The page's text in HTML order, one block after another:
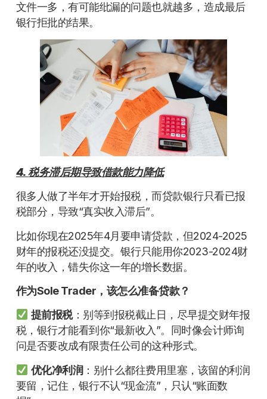
文件一多，有可能纰漏的问题也就越多，造成最后
银行拒批的结果。
4.税务滞后期导致借款能力降低
很多人做了半年才开始报税，而贷款银行只看已报
税部分，导致“真实收入滞后”。
比如你现在2025年4月要申请贷款，但2024-2025
财年的报税还没提交。银行只能用你2023-2024财
年的收入，错失你这一年的增长数据。
作为Sole Trader，该怎么准备贷款？
提前报税：别等到报税截止日，尽早提交财年报
税，银行才能看到你“最新收入”。同时像会计师询
问是否要改成有限责任公司的这种形式。
优化净利润：别什么都往费用里塞，该留的利润
要留，记住，银行不认“现金流”，只认“账面数